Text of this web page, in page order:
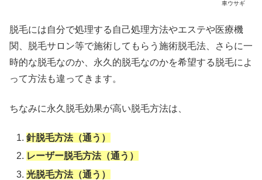
車ウサギ
脱毛には自分で処理する自己処理方法やエステや医療機
関、脱毛サロン等で施術してもらう施術脱毛法、さらに一
時的な脱毛なのか、永久的脱毛なのかを希望する脱毛によ
って方法も違ってきます。
ちなみに永久脱毛効果が高い脱毛方法は、
針脱毛方法（通う）
レーザー脱毛方法（通う）
光脱毛方法（通う）